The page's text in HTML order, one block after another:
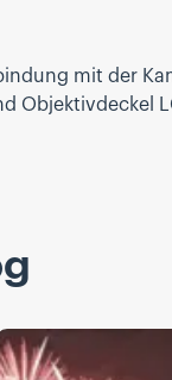
mit der
Objektivdeckel